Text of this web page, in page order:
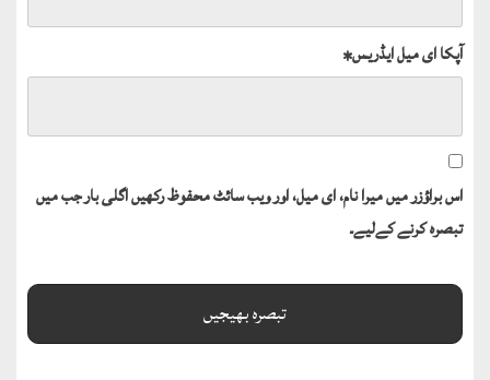
آپکا ای میل ایڈریس*
اس براؤزر میں میرا نام، ای میل، اور ویب سائٹ محفوظ رکھیں اگلی بار جب میں
تبصرہ کرنے کےلیے۔